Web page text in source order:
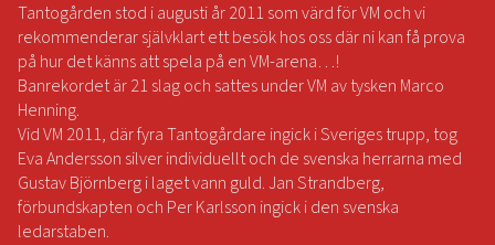
Tantogården stod i augusti år 2011 som värd för VM och vi
rekommenderar självklart ett besök hos oss där ni kan få prova
på hur det känns att spela på en VM-arena…!
Banrekordet är 21 slag och sattes under VM av tysken Marco
Henning.
Vid VM 2011, där fyra Tantogårdare ingick i Sveriges trupp, tog
Eva Andersson silver individuellt och de svenska herrarna med
Gustav Björnberg i laget vann guld. Jan Strandberg,
förbundskapten och Per Karlsson ingick i den svenska
ledarstaben.